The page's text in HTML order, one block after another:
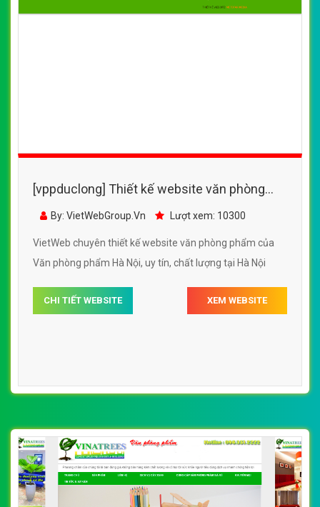
[vppduclong] Thiết kế website văn phòng
phẩm của Văn phòng phẩm Hà Nội
By: VietWebGroup.Vn Lượt xem: 10300
VietWeb chuyên thiết kế website văn phòng phẩm của
Văn phòng phẩm Hà Nội, uy tín, chất lượng tại Hà Nội
CHI TIẾT WEBSITE XEM WEBSITE